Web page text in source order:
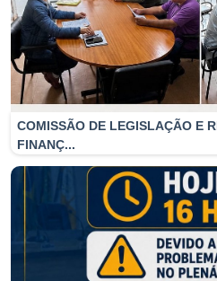
COMISSÃO DE LEGISLAÇÃO E